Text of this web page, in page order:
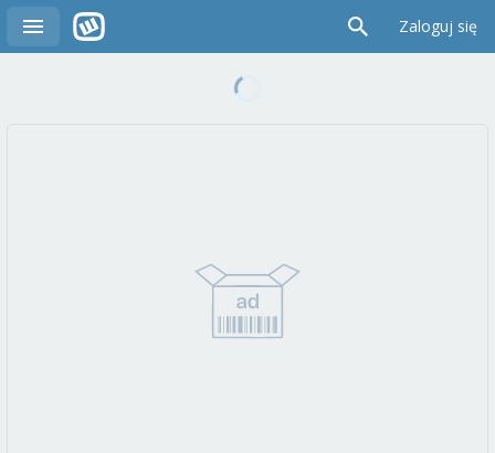
Zaloguj się